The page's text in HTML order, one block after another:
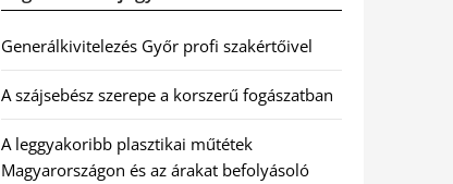
Generálkivitelezés Győr profi szakértőivel
A szájsebész szerepe a korszerű fogászatban
A leggyakoribb plasztikai műtétek
Magyarországon és az árakat befolyásoló